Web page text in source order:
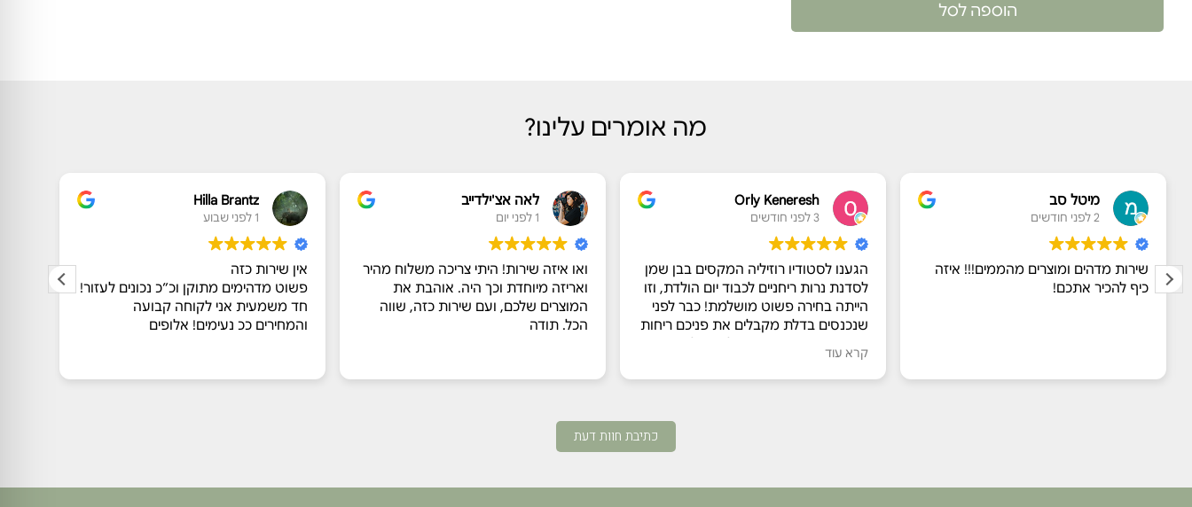
הוספה לסל
מה אומרים עלינו?
Hilla Brantz
1 לפני שבוע
אין שירות כזה
פשוט מדהימים מתוקן וכ״כ נכונים לעזור!
חד משמעית אני לקוחה קבועה
והמחירים ככ נעימים! אלופים
לאה אצ'ילדייב
1 לפני יום
ואו איזה שירות! היתי צריכה משלוח מהיר
ואריזה מיוחדת וכך היה. אוהבת את
המוצרים שלכם, ועם שירות כזה, שווה
הכל. תודה
Orly Keneresh
3 לפני חודשים
הגענו לסטודיו רוזיליה המקסים בבן שמן
לסדנת נרות ריחניים לכבוד יום הולדת, וזו
הייתה בחירה פשוט מושלמת! כבר לפני
שנכנסים בדלת מקבלים את פניכם ריחות
​מור אירחה אותנו מכל הלב עם הסברים
מרתקים על החומרים והתהליך, ואפילו
של הריחות עצום, והיה קשה לבחור רק
ריח אחד. הילדות נהנו מכל רגע של יצירה
וקישוט, והן כבר שאלו מתי חוזרים שוב.
לכל מי שרוצה לחגוג בסטייל!
קרא עוד
מיטל סב
2 לפני חודשים
שירות מדהים ומוצרים מהממים!!! איזה
כיף להכיר אתכם!
כתיבת חוות דעת